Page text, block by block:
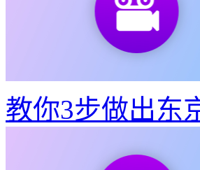
教你3步做出东